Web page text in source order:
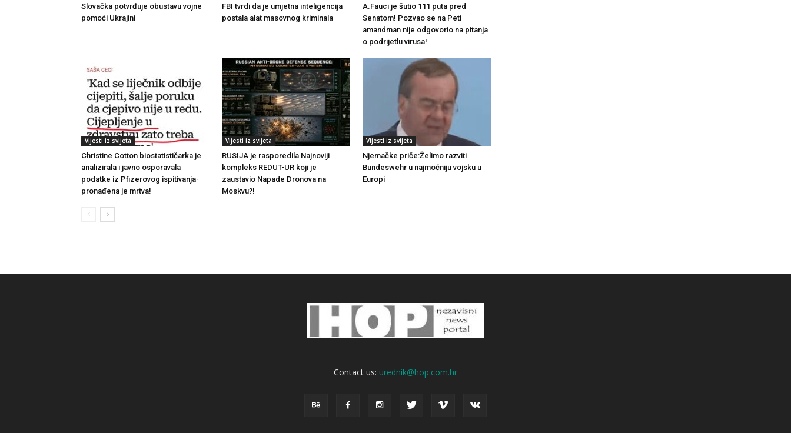
Slovačka potvrđuje obustavu vojne
pomoći Ukrajini
FBI tvrdi da je umjetna inteligencija
postala alat masovnog kriminala
A.Fauci je šutio 111 puta pred
Senatom! Pozvao se na Peti
amandman nije odgovorio na pitanja
o podrijetlu virusa!
Vijesti iz svijeta
Christine Cotton biostatističarka je
analizirala i javno osporavala
podatke iz Pfizerovog ispitivanja-
pronađena je mrtva!
Vijesti iz svijeta
RUSIJA je rasporedila Najnoviji
kompleks REDUT-UR koji je
zaustavio Napade Dronova na
Moskvu?!
Vijesti iz svijeta
Njemačke priče:Želimo razviti
Bundeswehr u najmoćniju vojsku u
Europi
Contact us: urednik@hop.com.hr